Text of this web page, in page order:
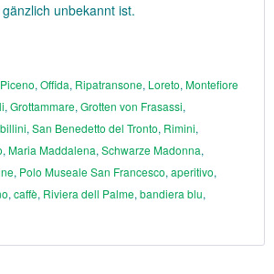
unbekannt ist.
, Offida, Ripatransone, Loreto, Montefiore
, Grottammare, Grotten von Frasassi,
, San Benedetto del Tronto, Rimini,
, Maria Maddalena, Schwarze Madonna,
, Polo Museale San Francesco, aperitivo,
, caffè, Riviera dell Palme, bandiera blu,